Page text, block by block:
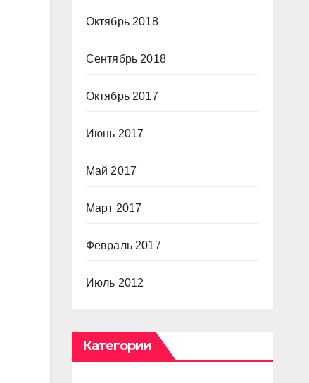
Октябрь 2018
Сентябрь 2018
Октябрь 2017
Июнь 2017
Май 2017
Март 2017
Февраль 2017
Июль 2012
Категории